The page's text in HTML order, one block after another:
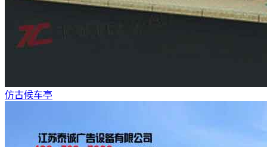
仿古候车亭